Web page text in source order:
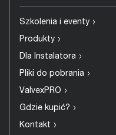
Szkolenia i eventy ›
Produkty ›
Dla Instalatora ›
Pliki do pobrania ›
ValvexPRO ›
Gdzie kupić? ›
Kontakt ›